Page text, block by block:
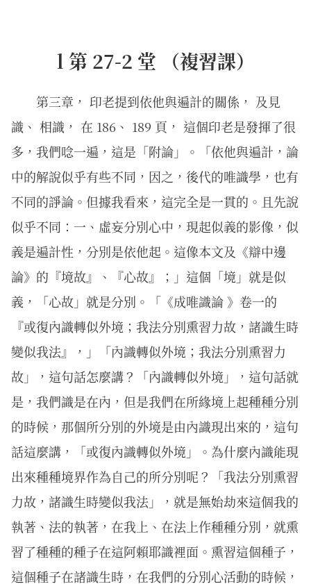
l 第 27-2 堂 （複習課）
第三章， 印老提到依他與遍計的關係， 及見
識、 相識， 在 186、 189 頁， 這個印老是發揮了很
多，我們唸一遍，這是「附論」。「依他與遍計，論
中的解說似乎有些不同，因之，後代的唯識學，也有
不同的諍論。但據我看來，這完全是一貫的。且先說
似乎不同：一、虛妄分別心中，現起似義的影像，似
義是遍計性，分別是依他起。這像本文及《辯中邊
論》的『境故』、『心故』；」這個「境」就是似
義，「心故」就是分別。「《成唯識論 》卷一的
『或復內識轉似外境；我法分別熏習力故，諸識生時
變似我法』，」「內識轉似外境；我法分別熏習力
故」，這句話怎麼講？「內識轉似外境」，這句話就
是，我們識是在內，但是我們在所緣境上起種種分別
的時候，那個所分別的外境是由內識現出來的，這句
話這麼講，「或復內識轉似外境」。為什麼內識能現
出來種種境界作為自己的所分別呢？「我法分別熏習
力故，諸識生時變似我法」，就是無始劫來這個我的
執著、法的執著，在我上、在法上作種種分別，就熏
習了種種的種子在這阿賴耶識裡面。熏習這個種子，
這個種子在諸識生時，在我們的分別心活動的時候，